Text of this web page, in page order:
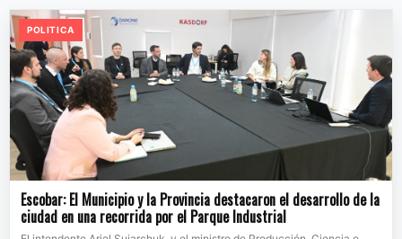
POLITICA
Escobar: El Municipio y la Provincia destacaron el desarrollo de la
ciudad en una recorrida por el Parque Industrial